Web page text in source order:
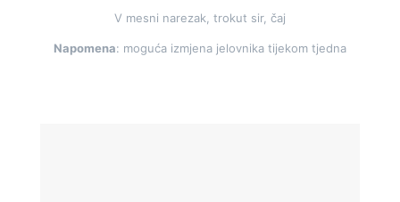
V mesni narezak, trokut sir, čaj
Napomena: moguća izmjena jelovnika tijekom tjedna